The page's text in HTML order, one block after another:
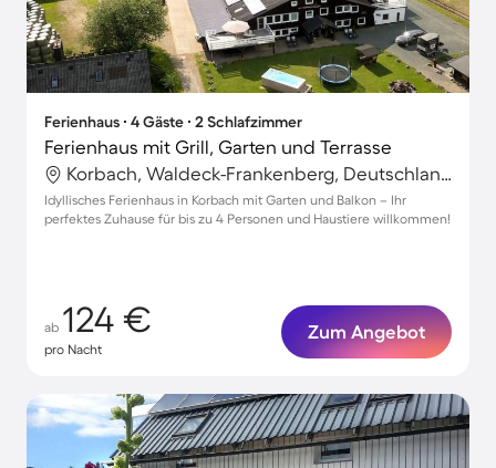
Ferienhaus ∙ 4 Gäste ∙ 2 Schlafzimmer
Ferienhaus mit Grill, Garten und Terrasse
Korbach, Waldeck-Frankenberg, Deutschland
Idyllisches Ferienhaus in Korbach mit Garten und Balkon – Ihr
perfektes Zuhause für bis zu 4 Personen und Haustiere willkommen!
ab 124 €
pro Nacht
Zum Angebot